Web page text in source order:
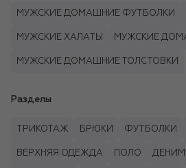
МУЖСКИЕ ДОМАШНИЕ ФУТБОЛКИ
МУЖСКИЕ ХАЛАТЫ МУЖСКИЕ
МУЖСКИЕ ДОМАШНИЕ ТОЛСТОВКИ
Разделы
ТРИКОТАЖ БРЮКИ ФУТБОЛКИ
ВЕРХНЯЯ ОДЕЖДА ПОЛО ДЕНИМ